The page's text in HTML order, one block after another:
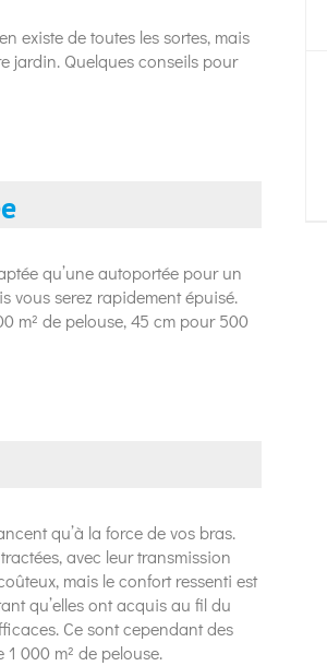
existe de toutes les sortes, mais
jardin. Quelques conseils pour
qu’une autoportée pour un
vous serez rapidement épuisé.
m² de pelouse, 45 cm pour 500
qu’à la force de vos bras.
avec leur transmission
mais le confort ressenti est
qu’elles ont acquis au fil du
Ce sont cependant des
1 000 m² de pelouse.